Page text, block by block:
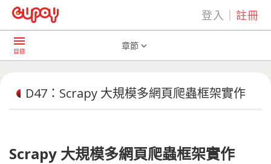
登入 ｜註冊
AI共學社群play_arrow D47：Scrapy 大規模多網頁爬蟲框架實作
menu
目錄
章節 expand_more
D47：Scrapy 大規模多網頁爬蟲框架實作
Scrapy 大規模多網頁爬蟲框架實作